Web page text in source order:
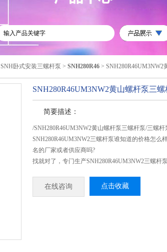
SNH卧式安装三螺杆泵 > SNH280R46 > SNH280R46UM3NW2
SNH280R46UM3NW2黄山螺杆泵三螺
简要描述：
/SNH280R46UM3NW2黄山螺杆泵三螺杆泵/三螺杆
SNH280R46UM3NW2三螺杆泵谁知道的价格怎么
名的厂家或者供应商吗?
找就对了，专门生产SNH280R46UM3NW2三螺杆泵
在线咨询 点击收藏